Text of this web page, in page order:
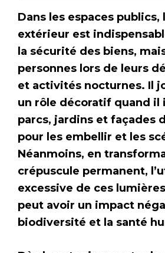
Dans les espaces publics,
extérieur est
la sécurité des biens,
personnes lors de leurs
et activités nocturnes. Il
un rôle décoratif quand il
parcs, jardins et façades
pour les embellir et les
Néanmoins, en
crépuscule permanent,
excessive de ces
peut avoir un impact
biodiversité et la santé